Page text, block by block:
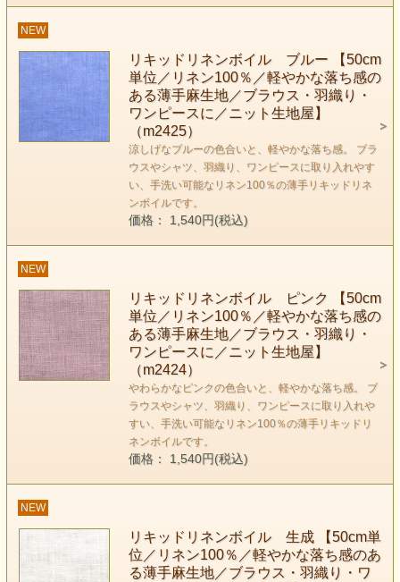
NEW
リキッドリネンボイル ブルー 【50cm
単位／リネン100％／軽やかな落ち感の
ある薄手麻生地／ブラウス・羽織り・
ワンピースに／ニット生地屋】
（m2425）
涼しげなブルーの色合いと、軽やかな落ち感。 ブラ
ウスやシャツ、羽織り、ワンピースに取り入れやす
い、手洗い可能なリネン100％の薄手リキッドリネ
ンボイルです。
価格： 1,540円(税込)
NEW
リキッドリネンボイル ピンク 【50cm
単位／リネン100％／軽やかな落ち感の
ある薄手麻生地／ブラウス・羽織り・
ワンピースに／ニット生地屋】
（m2424）
やわらかなピンクの色合いと、軽やかな落ち感。 ブ
ラウスやシャツ、羽織り、ワンピースに取り入れや
すい、手洗い可能なリネン100％の薄手リキッドリ
ネンボイルです。
価格： 1,540円(税込)
NEW
リキッドリネンボイル 生成 【50cm単
位／リネン100％／軽やかな落ち感のあ
る薄手麻生地／ブラウス・羽織り・ワ